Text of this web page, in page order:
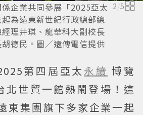
企業共同參展「2025亞太
為遠東新世紀行政總部總
理井琪、龍華科大副校長
德民。圖／遠傳電信提供
2 /5
第四屆亞太 永續 博覽
北世貿一館熱鬧登場！這
東集團旗下多家企業一起